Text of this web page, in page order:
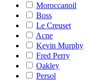
Moroccanoil
Boss
Le Creuset
Acne
Kevin Murphy
Fred Perry
Oakley
Persol